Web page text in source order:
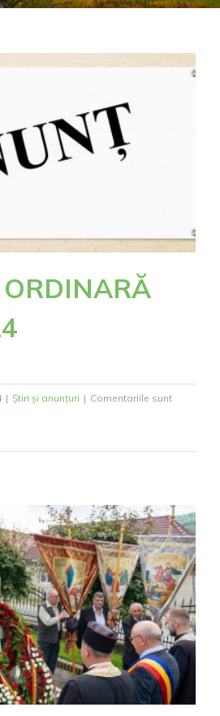
| Știri și anunțuri | Comentariile sunt